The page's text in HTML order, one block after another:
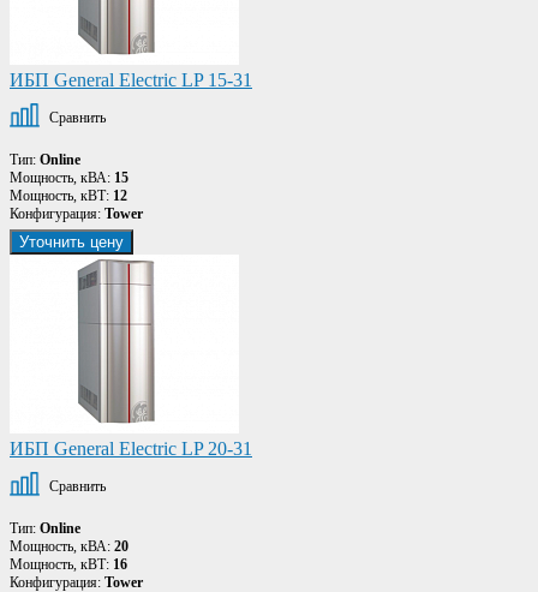
ИБП General Electric LP 15-31
Сравнить
Тип: Online
Мощность, кВА: 15
Мощность, кВТ: 12
Конфигурация: Tower
Уточнить цену
ИБП General Electric LP 20-31
Сравнить
Тип: Online
Мощность, кВА: 20
Мощность, кВТ: 16
Конфигурация: Tower